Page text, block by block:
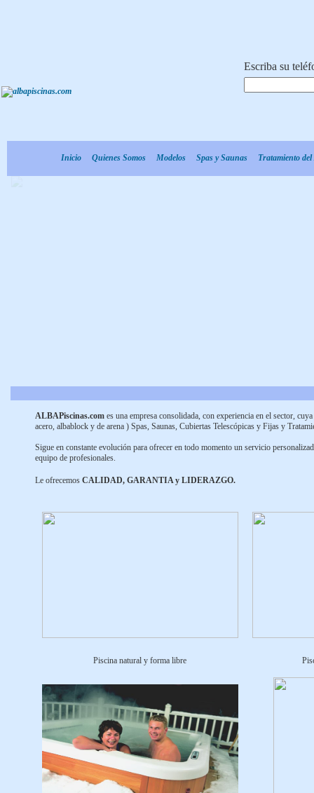
Escriba su
Inicio Quienes Somos Modelos Spas y Saunas Tratamiento
ALBAPiscinas.com es una empresa consolidada, con experiencia en el sector,
acero, albablock y de arena ) Spas, Saunas, Cubiertas Telescópicas y Fijas y
Sigue en constante evolución para ofrecer en todo momento un servicio
equipo de profesionales.
Le ofrecemos CALIDAD, GARANTIA y LIDERAZGO.
Piscina natural y forma libre